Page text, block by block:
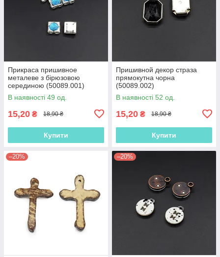
Прикраса пришивное
металеве з бірюзовою
серединою (50089.001)
В наявності 49 од.
15,20 ₴ 18,90 ₴
Купити
Пришивной декор страза
прямокутна чорна
(50089.002)
В наявності 52 од.
15,20 ₴ 18,90 ₴
Купити
–20% –20%